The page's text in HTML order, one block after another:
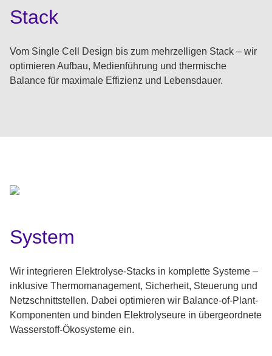
Stack
Vom Single Cell Design bis zum mehrzelligen Stack – wir
optimieren Aufbau, Medienführung und thermische
Balance für maximale Effizienz und Lebensdauer.
System
Wir integrieren Elektrolyse-Stacks in komplette Systeme –
inklusive Thermomanagement, Sicherheit, Steuerung und
Netzschnittstellen. Dabei optimieren wir Balance-of-Plant-
Komponenten und binden Elektrolyseure in übergeordnete
Wasserstoff-Ökosysteme ein.